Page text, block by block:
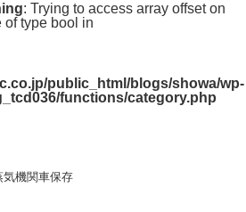
: Trying to access array offset on
of type bool in
public_html/blogs/showa/wp-
functions/category.php
気機関車保存